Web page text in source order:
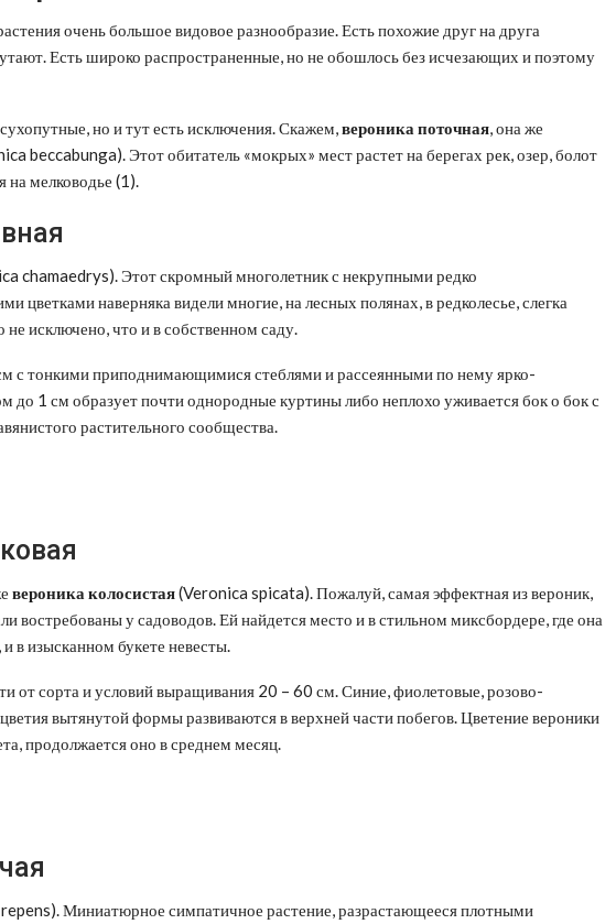
очень большое видовое разнообразие. Есть похожие друг на друга
Есть широко распространенные, но не обошлось без исчезающих и поэтому
но и тут есть исключения. Скажем,вероника поточная, она же
beccabunga). Этот обитатель «мокрых» мест растет на берегах рек, озер, болот
на мелководье (1).
chamaedrys). Этот скромный многолетник с некрупными редко
цветками наверняка видели многие, на лесных полянах, в редколесье, слегка
не исключено, что и в собственном саду.
с тонкими приподнимающимися стеблями и рассеянными по нему ярко-
до 1 см образует почти однородные куртины либо неплохо уживается бок о бок с
растительного сообщества.
вероника колосистая(Veronica spicata). Пожалуй, самая эффектная из вероник,
востребованы у садоводов. Ей найдется место и в стильном миксбордере, где она
в изысканном букете невесты.
от сорта и условий выращивания 20 – 60 см. Синие, фиолетовые, розово-
вытянутой формы развиваются в верхней части побегов. Цветение вероники
продолжается оно в среднем месяц.
Миниатюрное симпатичное растение, разрастающееся плотными